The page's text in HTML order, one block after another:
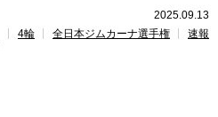
2025.09.13
4輪
全日本ジムカーナ選手権 速報